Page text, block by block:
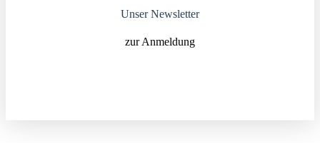
Unser Newsletter
zur Anmeldung